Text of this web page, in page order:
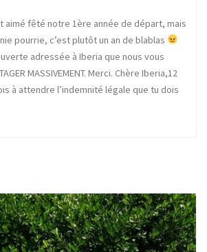
aimé fêté notre 1ère année de départ, mais
pourrie, c’est plutôt un an de blablas
adressée à Iberia que nous vous
MASSIVEMENT. Merci. Chère Iberia,12
à attendre l’indemnité légale que tu dois